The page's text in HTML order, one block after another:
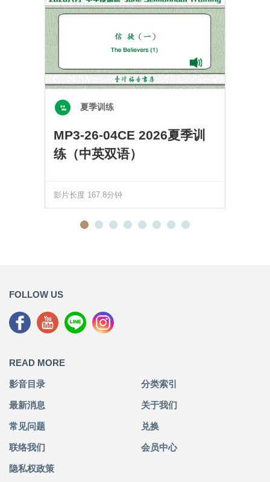
夏季训练
MP3-26-04CE 2026夏季训
练（中英双语）
影片长度 167.8分钟
FOLLOW US
READ MORE
影音目录 分类索引
最新消息 关于我们
常见问题 兑换
联络我们 会员中心
隐私权政策